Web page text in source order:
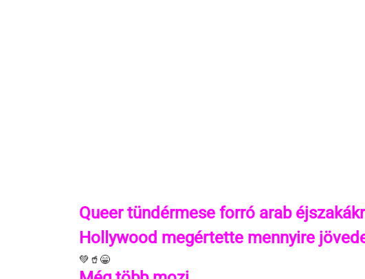
Queer tündérmese forró arab
Hollywood megértette mennyire
💚🥤😁